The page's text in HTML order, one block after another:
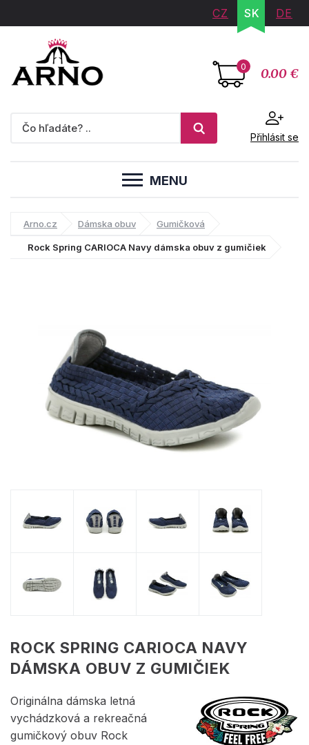
CZ SK DE
0 0.00 €
Přihlásit se
MENU
Arno.cz Dámska obuv Gumičková
Rock Spring CARIOCA Navy dámska obuv z gumičiek
ROCK SPRING CARIOCA NAVY
DÁMSKA OBUV Z GUMIČIEK
Originálna dámska letná
vychádzková a rekreačná
gumičkový obuv Rock